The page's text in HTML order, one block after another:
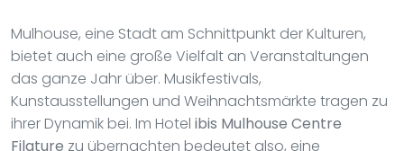
Mulhouse, eine Stadt am Schnittpunkt der Kulturen,
bietet auch eine große Vielfalt an Veranstaltungen
das ganze Jahr über. Musikfestivals,
Kunstausstellungen und Weihnachtsmärkte tragen zu
ihrer Dynamik bei. Im Hotel ibis Mulhouse Centre
Filature zu übernachten bedeutet also, eine